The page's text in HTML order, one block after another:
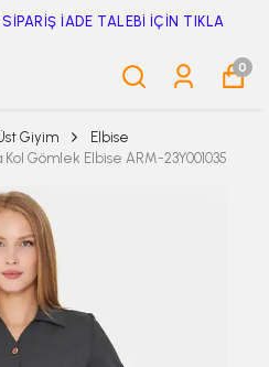
İADE TALEBİ İÇİN TIKLA
0
Giyim
Elbise
Kol Gömlek Elbise ARM-23Y001035